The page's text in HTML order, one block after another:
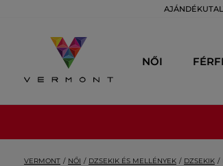
NŐI FÉRFI
VERMONT NŐI DZSEKIK ÉS MELLÉNYEK DZSEKIK